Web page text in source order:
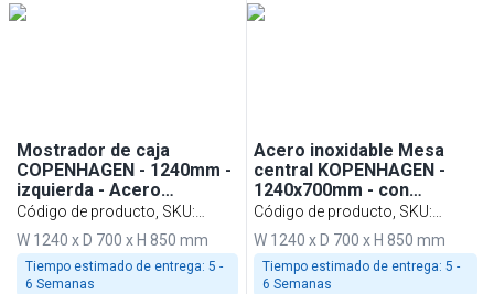
Mostrador de caja
COPENHAGEN - 1240mm -
izquierda - Acero
inoxidable
Código de producto, SKU:
BVI800-KL-N
W 1240 x D 700 x H 850 mm
Tiempo estimado de entrega: 5 -
6 Semanas
Acero inoxidable Mesa
central KOPENHAGEN -
1240x700mm - con
estante inferior
Código de producto, SKU:
BVI800-AS3-N
W 1240 x D 700 x H 850 mm
Tiempo estimado de entrega: 5 -
6 Semanas